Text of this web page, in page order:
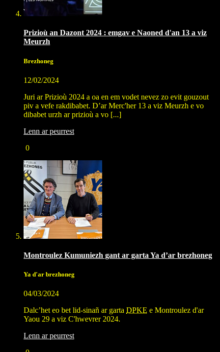
Prizioù an Dazont 2024 : emgav e Naoned d'an 13 a viz
Meurzh
Brezhoneg
12/02/2024
Juri ar Prizioù 2024 a oa en em vodet nevez zo evit gouzout
piv a vefe rakdibabet. D’ar Merc'her 13 a viz Meurzh e vo
dibabet urzh ar prizioù a vo [...]
Lenn ar peurrest
0
Montroulez Kumuniezh gant ar garta Ya d’ar brezhoneg
Ya d'ar brezhoneg
04/03/2024
Dalc’het eo bet lid-sinañ ar garta DPKE e Montroulez d'ar
Yaou 29 a viz C'hwevrer 2024.
Lenn ar peurrest